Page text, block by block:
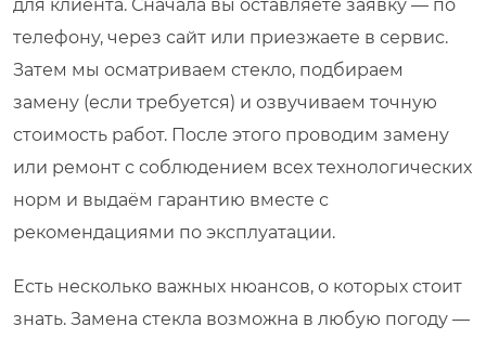
для клиента. Сначала вы оставляете заявку — по
телефону, через сайт или приезжаете в сервис.
Затем мы осматриваем стекло, подбираем
замену (если требуется) и озвучиваем точную
стоимость работ. После этого проводим замену
или ремонт с соблюдением всех технологических
норм и выдаём гарантию вместе с
рекомендациями по эксплуатации.
Есть несколько важных нюансов, о которых стоит
знать. Замена стекла возможна в любую погоду —